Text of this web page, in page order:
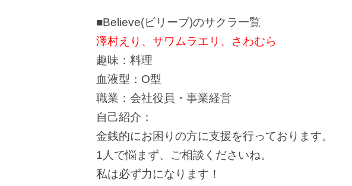
■Believe(ビリーブ)のサクラ一覧
澤村えり、サワムラエリ、さわむら
趣味：料理
血液型：O型
職業：会社役員・事業経営
自己紹介：
金銭的にお困りの方に支援を行っております。
1人で悩まず、ご相談くださいね。
私は必ず力になります！